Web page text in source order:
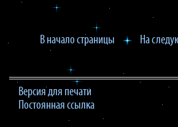
В начало страницы На
Версия для печати
Постоянная ссылка